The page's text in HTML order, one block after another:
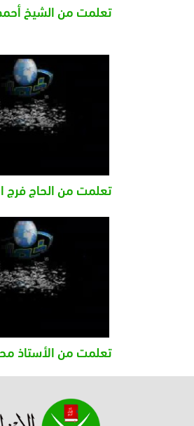
تعلمت من الشيخ
تعلمت من الحاج فرج
تعلمت من الأستاذ